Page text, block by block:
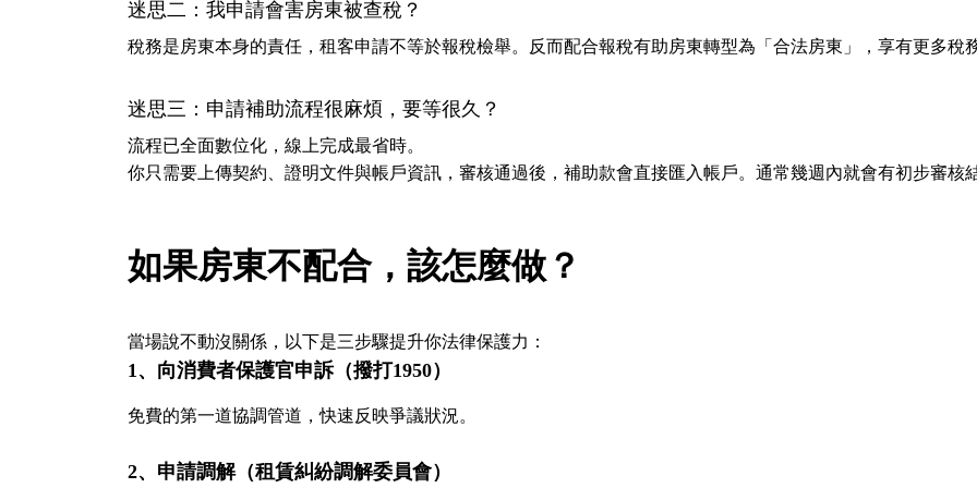
迷思二：我申請會害房東被查稅？
稅務是房東本身的責任，租客申請不等於報稅檢舉。反而配合報稅有助房東轉型為「合法房東」，享有更多稅
迷思三：申請補助流程很麻煩，要等很久？
流程已全面數位化，線上完成最省時。
你只需要上傳契約、證明文件與帳戶資訊，審核通過後，補助款會直接匯入帳戶。通常幾週內就會有初步審核
如果房東不配合，該怎麼做？
當場說不動沒關係，以下是三步驟提升你法律保護力：
1️、 向消費者保護官申訴（撥打1950）
免費的第一道協調管道，快速反映爭議狀況。
2️、 申請調解（租賃糾紛調解委員會）